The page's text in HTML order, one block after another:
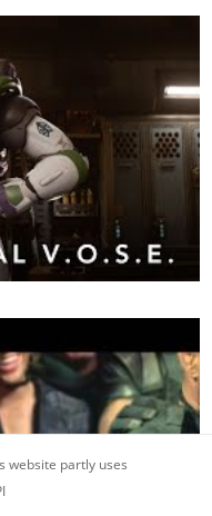
website partly uses